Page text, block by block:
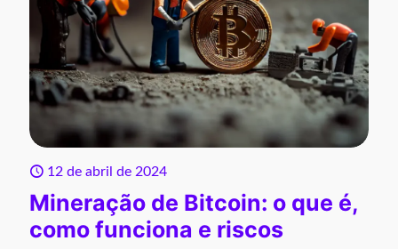
12 de abril de 2024
Mineração de Bitcoin: o que é,
como funciona e riscos